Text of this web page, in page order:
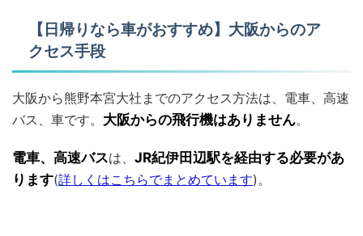
【日帰りなら車がおすすめ】大阪からのア
クセス手段
大阪から熊野本宮大社までのアクセス方法は、電車、高速
バス、車です。 大阪からの飛行機はありません。
電車、高速バスは、 JR紀伊田辺駅を経由する必要があ
ります(詳しくはこちらでまとめています)。